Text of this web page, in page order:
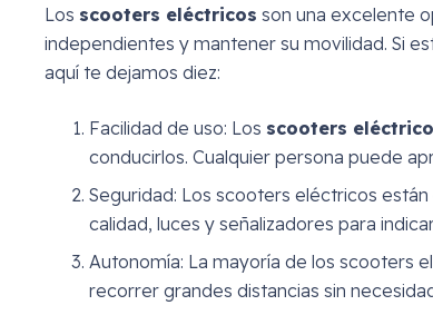
Los scooters eléctricos son una excelente
independientes y mantener su movilidad. Si
aquí te dejamos diez:
Facilidad de uso: Los scooters
conducirlos. Cualquier persona puede
Seguridad: Los scooters eléctricos
calidad, luces y señalizadores para
Autonomía: La mayoría de los scooters
recorrer grandes distancias sin